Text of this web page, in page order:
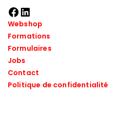
Webshop
Formations
Formulaires
Jobs
Contact
Politique de confidentialité